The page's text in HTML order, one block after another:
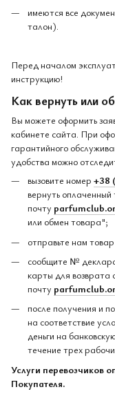
имеются все
талон).
Перед началом
инструкцию!
Как вернуть или
Вы можете оформить
кабинете сайта. При
гарантийного
удобства можно
вызовите номер +38
вернуть оплаченный
почту
или обмен товара";
отправьте нам
сообщите №
карты для возврата
почту
после получения и
на соответствие
деньги на
течение трех
Услуги перевозчиков
Покупателя.